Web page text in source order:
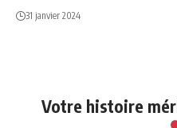
31 janvier 2024
Votre histoire